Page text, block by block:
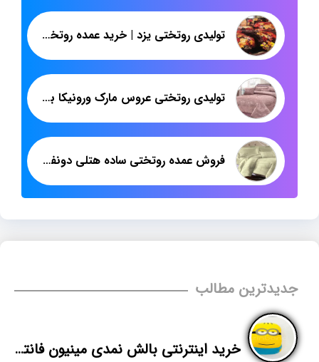
تولیدی روتختی یزد | خرید عمده روتختی ترک و ایرانی تهران
تولیدی روتختی عروس مارک ورونیکا با قیمت خوب
فروش عمده روتختی ساده هتلی دونفره
جدیدترین مطالب
خرید اینترنتی بالش نمدی مینیون فانتزی